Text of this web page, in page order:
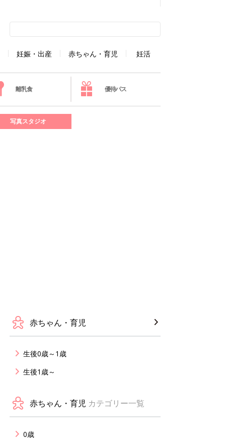
妊娠・出産 赤ちゃん・育児 妊活
離乳食 優待パス
写真スタジオ
赤ちゃん・育児
生後0歳～1歳
生後1歳～
赤ちゃん・育児 カテゴリー一覧
0歳